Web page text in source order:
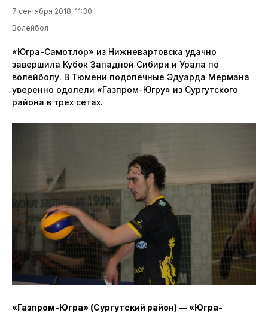
7 сентября 2018, 11:30
Волейбол
«Югра-Самотлор» из Нижневартовска удачно
завершила Кубок Западной Сибири и Урала по
волейболу. В Тюмени подопечные Эдуарда Мермана
уверенно одолели «Газпром-Югру» из Сургутского
района в трёх сетах.
«Газпром-Югра» (Сургутский район) — «Югра-